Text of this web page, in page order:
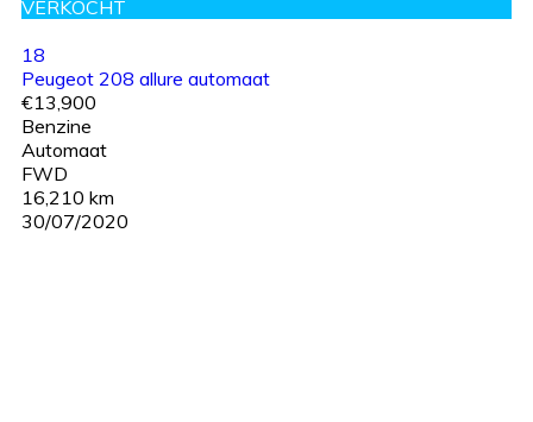
VERKOCHT
18
Peugeot 208 allure automaat
€13,900
Benzine
Automaat
FWD
16,210 km
30/07/2020